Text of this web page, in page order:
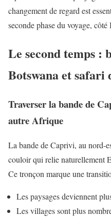
changement de regard est
seconde phase du voyage, côté
Le second temps :
Botswana et safari
Traverser la bande de
autre Afrique
La bande de Caprivi, au nord-
couloir qui relie naturellement
Ce tronçon marque une
Les paysages deviennent
Les villages sont plus